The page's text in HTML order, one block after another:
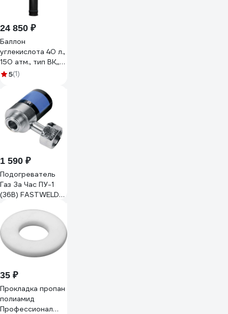
24 850 ₽
Баллон
углекислота 40 л.,
150 атм., тип ВК,,
ПНТЗ ПНТЗ 40Уг
5(1)
1 590 ₽
Подогреватель
Газ За Час ПУ-1
(36В) FASTWELD
35 ₽
Прокладка пропан
полиамид
Профессионал